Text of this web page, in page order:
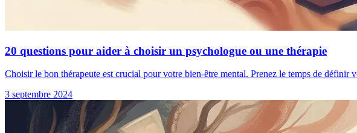
20 questions pour aider à choisir un psychologue ou une thérapie
Choisir le bon thérapeute est crucial pour votre bien-être mental. Prenez le temps de
3 septembre 2024